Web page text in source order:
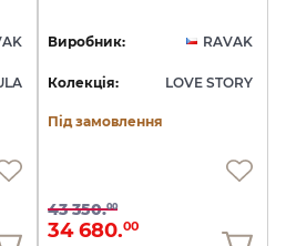
Виробник: RAVAK
Колекція: LOVE STORY
Під замовлення
43 350.00
34 680.00